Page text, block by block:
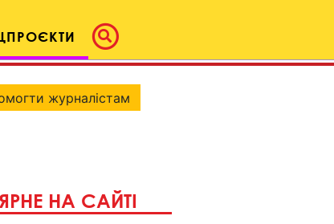
журналістам
НА САЙТІ